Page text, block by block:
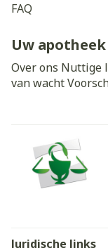
FAQ
Uw apotheek
Over ons Nuttige
van wacht
Juridische links